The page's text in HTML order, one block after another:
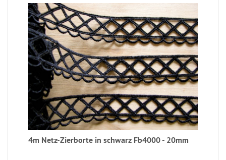
4m Netz-Zierborte in schwarz Fb4000 - 20mm